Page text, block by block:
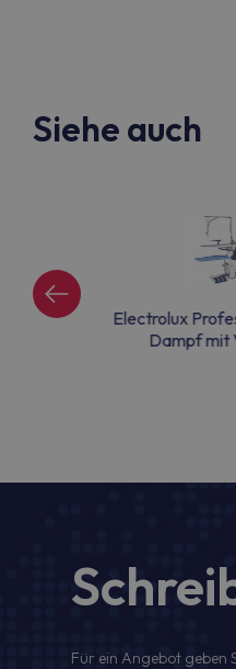
Siehe auch
FSU3
Electrolux
Dampf mit
Für ein Angebot geben